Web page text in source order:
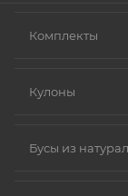
Комплекты
Кулоны
Бусы из